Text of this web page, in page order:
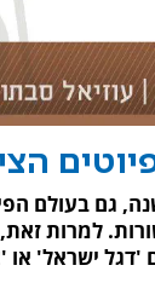
גם בעולם
למרות
'דגל ישראל'